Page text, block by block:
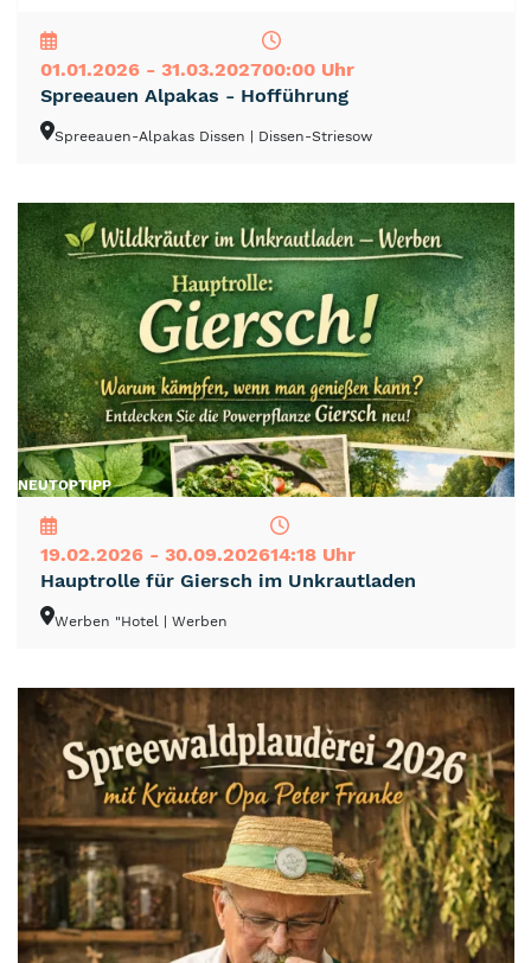
01.01.2026 - 31.03.202700:00 Uhr
Spreeauen Alpakas - Hofführung
Spreeauen-Alpakas Dissen | Dissen-Striesow
NEUTOPTIPP
19.02.2026 - 30.09.202614:18 Uhr
Hauptrolle für Giersch im Unkrautladen
Werben "Hotel | Werben